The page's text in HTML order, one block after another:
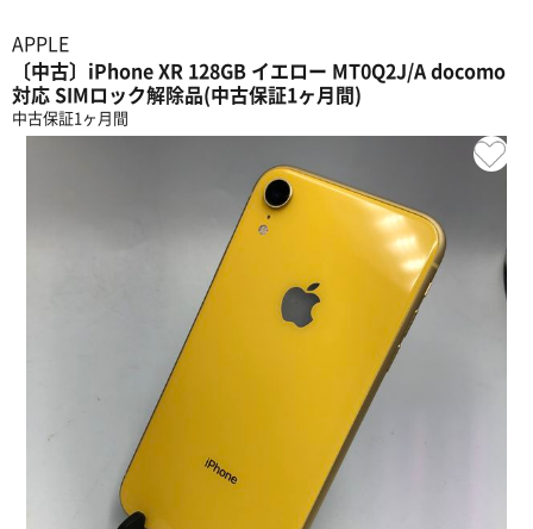
APPLE
〔中古〕iPhone XR 128GB イエロー MT0Q2J/A docomo
対応 SIMロック解除品(中古保証1ヶ月間)
中古保証1ヶ月間